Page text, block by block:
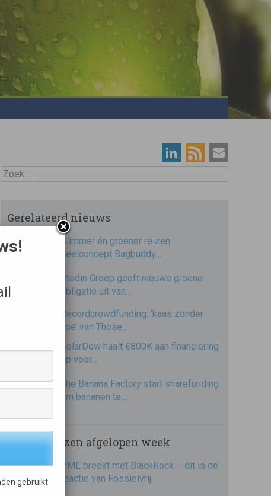
Zoek
Gerelateerd nieuws
Slimmer én groener reizen:
deelconcept Bagbuddy…
Stedin Groep geeft nieuwe groene
obligatie uit van…
Recordcrowdfunding: ‘kaas zonder
koe’ van Those…
SolarDew haalt €800K aan financiering
op voor…
The Banana Factory start sharefunding
om bananen te…
Meest gelezen afgelopen week
PME breekt met BlackRock – dit is de
reactie van Fossielvrij
gebruikt